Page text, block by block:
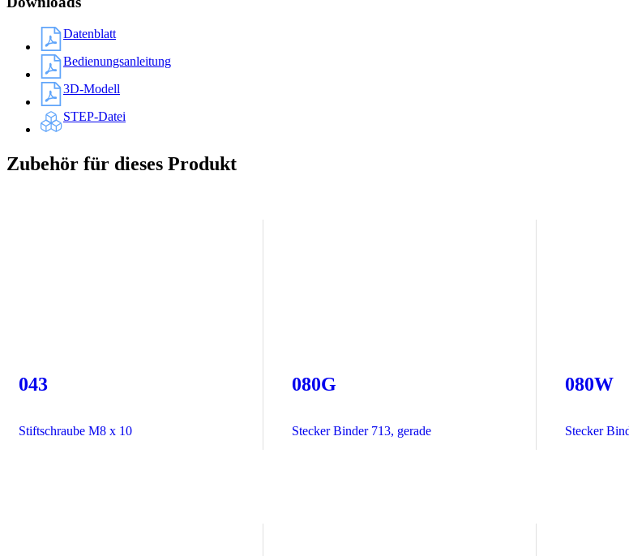
Datenblatt
Bedienungsanleitung
3D-Modell
STEP-Datei
Zubehör für dieses Produkt
043
Stiftschraube M8 x 10
080G
Stecker Binder 713, gerade
080W
Stecker